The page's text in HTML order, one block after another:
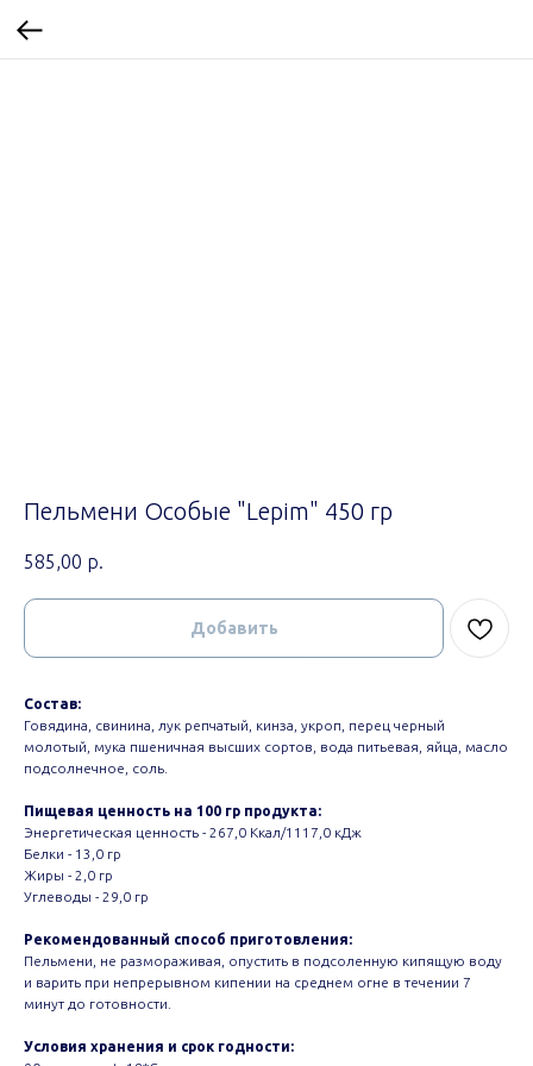
Пельмени Особые "Lepim" 450 гр
585,00 р.
Добавить
Состав:
Говядина, свинина, лук репчатый, кинза, укроп, перец черный
молотый, мука пшеничная высших сортов, вода питьевая, яйца, масло
подсолнечное, соль.
Пищевая ценность на 100 гр продукта:
Энергетическая ценность - 267,0 Ккал/1117,0 кДж
Белки - 13,0 гр
Жиры - 2,0 гр
Углеводы - 29,0 гр
Рекомендованный способ приготовления:
Пельмени, не размораживая, опустить в подсоленную кипящую воду
и варить при непрерывном кипении на среднем огне в течении 7
минут до готовности.
Условия хранения и срок годности: